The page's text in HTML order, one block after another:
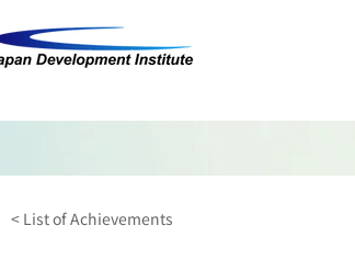
< List of Achievements